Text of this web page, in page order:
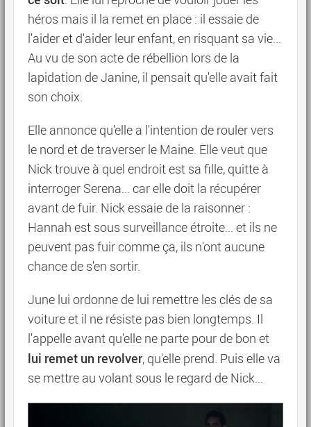
héros mais il la remet en place : il essaie de
l'aider et d'aider leur enfant, en risquant sa vie...
Au vu de son acte de rébellion lors de la
lapidation de Janine, il pensait qu'elle avait fait
son choix.
Elle annonce qu'elle a l'intention de rouler vers
le nord et de traverser le Maine. Elle veut que
Nick trouve à quel endroit est sa fille, quitte à
interroger Serena... car elle doit la récupérer
avant de fuir. Nick essaie de la raisonner :
Hannah est sous surveillance étroite... et ils ne
peuvent pas fuir comme ça, ils n'ont aucune
chance de s'en sortir.
June lui ordonne de lui remettre les clés de sa
voiture et il ne résiste pas bien longtemps. Il
l'appelle avant qu'elle ne parte pour de bon et
lui remet un revolver, qu'elle prend. Puis elle va
se mettre au volant sous le regard de Nick...